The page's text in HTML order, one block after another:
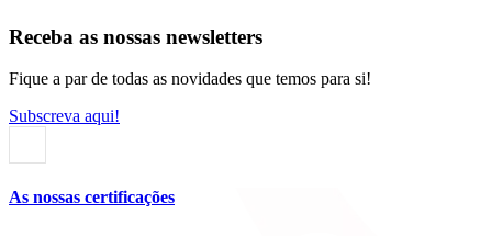
Receba as nossas newsletters
Fique a par de todas as novidades que temos para si!
Subscreva aqui!
As nossas certificações